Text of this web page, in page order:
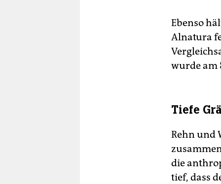
Ebenso
Alnatura
wurde am
Tiefe
Rehn und
die
tief, dass